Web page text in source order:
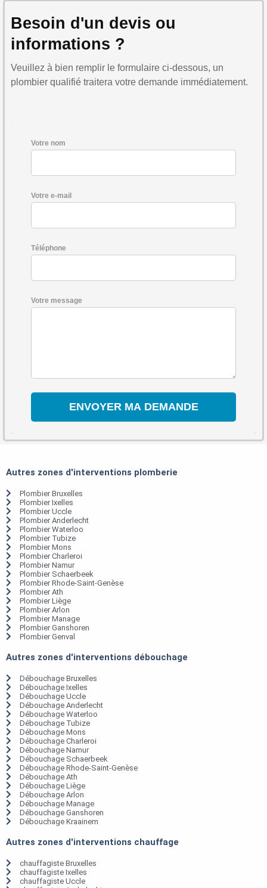
Besoin d'un devis ou
informations ?
Veuillez à bien remplir le formulaire ci-dessous, un
plombier qualifié traitera votre demande immédiatement.
Votre nom
Votre e-mail
Téléphone
Votre message
Autres zones d'interventions plomberie
Plombier Bruxelles
Plombier Ixelles
Plombier Uccle
Plombier Anderlecht
Plombier Waterloo
Plombier Tubize
Plombier Mons
Plombier Charleroi
Plombier Namur
Plombier Schaerbeek
Plombier Rhode-Saint-Genèse
Plombier Ath
Plombier Liège
Plombier Arlon
Plombier Manage
Plombier Ganshoren
Plombier Genval
Autres zones d'interventions débouchage
Débouchage Bruxelles
Débouchage Ixelles
Débouchage Uccle
Débouchage Anderlecht
Débouchage Waterloo
Débouchage Tubize
Débouchage Mons
Débouchage Charleroi
Débouchage Namur
Débouchage Schaerbeek
Débouchage Rhode-Saint-Genèse
Débouchage Ath
Débouchage Liège
Débouchage Arlon
Débouchage Manage
Débouchage Ganshoren
Débouchage Kraainem
Autres zones d'interventions chauffage
chauffagiste Bruxelles
chauffagiste Ixelles
chauffagiste Uccle